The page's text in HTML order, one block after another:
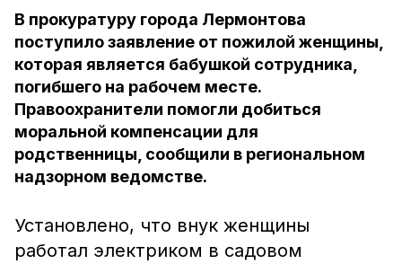
В прокуратуру города Лермонтова
поступило заявление от пожилой женщины,
которая является бабушкой сотрудника,
погибшего на рабочем месте.
Правоохранители помогли добиться
моральной компенсации для
родственницы, сообщили в региональном
надзорном ведомстве.
Установлено, что внук женщины
работал электриком в садовом